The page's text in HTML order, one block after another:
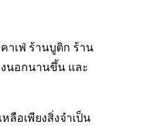
าเฟ่ ร้านบูติก ร้าน
นอกนานขึ้น และ
ลือเพียงสิ่งจำเป็น